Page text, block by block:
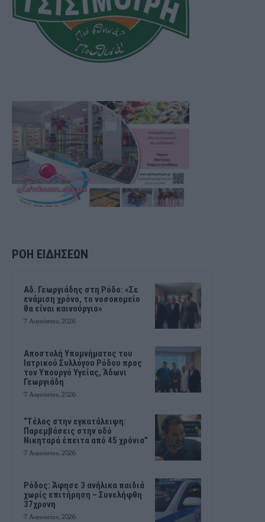
ΡΟΗ ΕΙΔΗΣΕΩΝ
Αδ. Γεωργιάδης στη Ρόδο: «Σε
ενάμιση χρόνο, το νοσοκομείο
θα είναι καινούργιο»
7 Αυγούστου, 2026
Αποστολή Υπομνήματος του
Ιατρικού Συλλόγου Ρόδου προς
τον Υπουργό Υγείας, Άδωνι
Γεωργιάδη
7 Αυγούστου, 2026
“Τέλος στην εγκατάλειψη:
Παρεμβάσεις στην οδό
Νικηταρά έπειτα από 45 χρόνια”
7 Αυγούστου, 2026
Ρόδος: Άφησε 3 ανήλικα παιδιά
χωρίς επιτήρηση – Συνελήφθη
37χρονη
7 Αυγούστου, 2026